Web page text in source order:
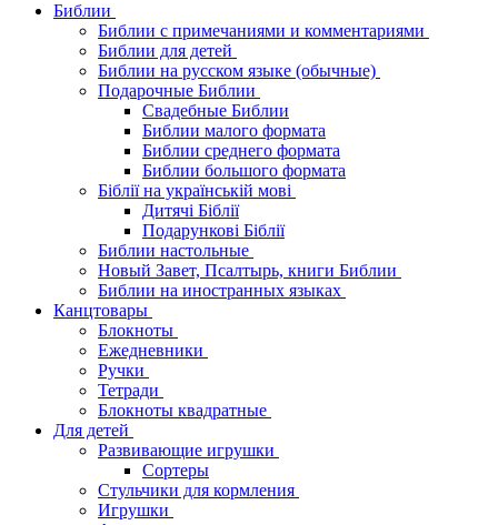
Библии
Библии с примечаниями и комментариями
Библии для детей
Библии на русском языке (обычные)
Подарочные Библии
Свадебные Библии
Библии малого формата
Библии среднего формата
Библии большого формата
Біблії на українській мові
Дитячі Біблії
Подарункові Біблії
Библии настольные
Новый Завет, Псалтырь, книги Библии
Библии на иностранных языках
Канцтовары
Блокноты
Ежедневники
Ручки
Тетради
Блокноты квадратные
Для детей
Развивающие игрушки
Сортеры
Стульчики для кормления
Игрушки